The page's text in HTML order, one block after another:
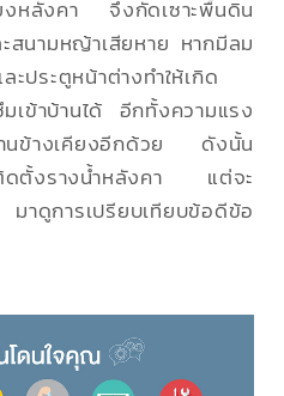
ยงหลังคา จึงกัดเซาะพื้นดิน
สนามหญ้าเสียหาย หากมีลม
ประตูหน้าต่างทำให้เกิด
เข้าบ้านได้ อีกทั้งความแรง
านข้างเคียงอีกด้วย ดังนั้น
ดตั้งรางน้ำหลังคา แต่จะ
าดูการเปรียบเทียบข้อดีข้อ